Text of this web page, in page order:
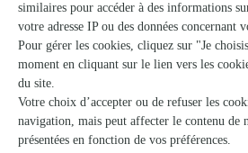
Chalette Sur Loing
★ ★★★ ★3.5 (48)
35, avenue Général Leclerc
Voir la boutique